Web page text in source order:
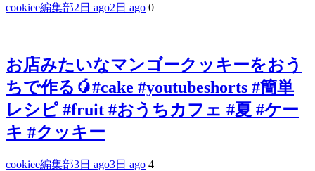
cookiee編集部2日 ago2日 ago 0
お店みたいなマンゴークッキーをおう
ちで作る🥭#cake #youtubeshorts #簡単
レシピ #fruit #おうちカフェ #夏 #ケー
キ #クッキー
cookiee編集部3日 ago3日 ago 4